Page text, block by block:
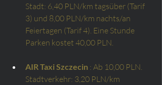
Stadt: 6,40 PLN/km tagsüber (Tarif
3) und 8,00 PLN/km nachts/an
Feiertagen (Tarif 4). Eine Stunde
Parken kostet 40,00 PLN.
AIR Taxi Szczecin : Ab 10,00 PLN.
Stadtverkehr: 3,20 PLN/km